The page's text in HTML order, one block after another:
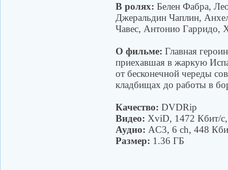
В ролях: Белен Фабра,
Джеральдин Чаплин,
Чавес, Антонио Гарридо,
О фильме: Главная
приехавшая в жаркую
от бесконечной череды
кладбищах до работы в
Качество: DVDRip
Видео: XviD, 1472 Кбит/
Аудио: AC3, 6 ch, 448
Размер: 1.36 ГБ